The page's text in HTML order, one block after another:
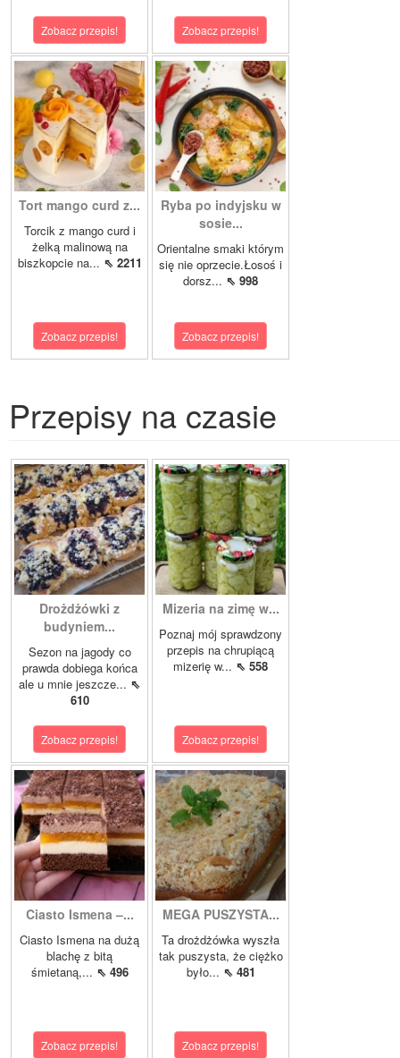
Zobacz przepis! Zobacz przepis!
Tort mango curd z...
Torcik z mango curd i
żelką malinową na
biszkopcie na... ⇖ 2211
Zobacz przepis!
Ryba po indyjsku w
sosie...
Orientalne smaki którym
się nie oprzecie.Łosoś i
dorsz... ⇖ 998
Zobacz przepis!
Przepisy na czasie
Drożdżówki z
budyniem...
Sezon na jagody co
prawda dobiega końca
ale u mnie jeszcze... ⇖
610
Zobacz przepis!
Mizeria na zimę w...
Poznaj mój sprawdzony
przepis na chrupiącą
mizerię w... ⇖ 558
Zobacz przepis!
Ciasto Ismena –...
Ciasto Ismena na dużą
blachę z bitą
śmietaną,... ⇖ 496
Zobacz przepis!
MEGA PUSZYSTA...
Ta drożdżówka wyszła
tak puszysta, że ciężko
było... ⇖ 481
Zobacz przepis!